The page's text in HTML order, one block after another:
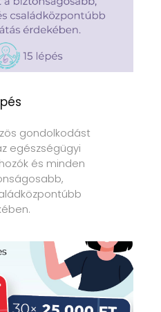
gondolkodást
egészségügyi
és minden